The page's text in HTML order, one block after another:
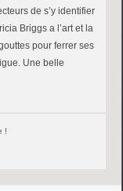
de s’y identifier
Briggs a l’art et la
pour ferrer ses
Une belle
!